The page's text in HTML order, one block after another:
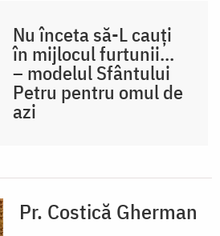
Nu înceta să-L cauți
în mijlocul furtunii...
– modelul Sfântului
Petru pentru omul de
azi
Pr. Costică Gherman